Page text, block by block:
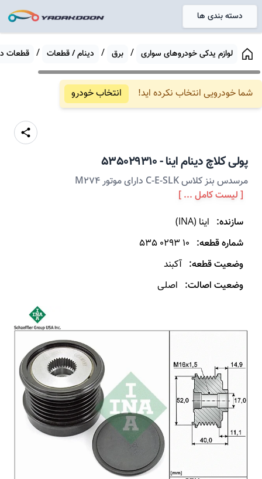
دسته بندی ها خانه
لوازم یدکی خودروهای سواری / برق / دینام / قطعات / قطعات
شما خودرویی انتخاب نکرده اید! انتخاب خودرو
پولی کلاچ دیناماینا-
535029310
مرسدس بنز کلاس C-E-SLK دارای موتور M274
[ لیست کامل ... ]
سازنده: اینا (
INA
)
شماره قطعه: 535 0293 10
وضعیت قطعه: آکبند
وضعیت اصالت: اصلی